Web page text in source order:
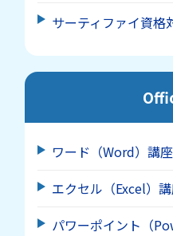
サーティファイ資格
ワード（Word）講座
エクセル（Excel）
パワーポイント（